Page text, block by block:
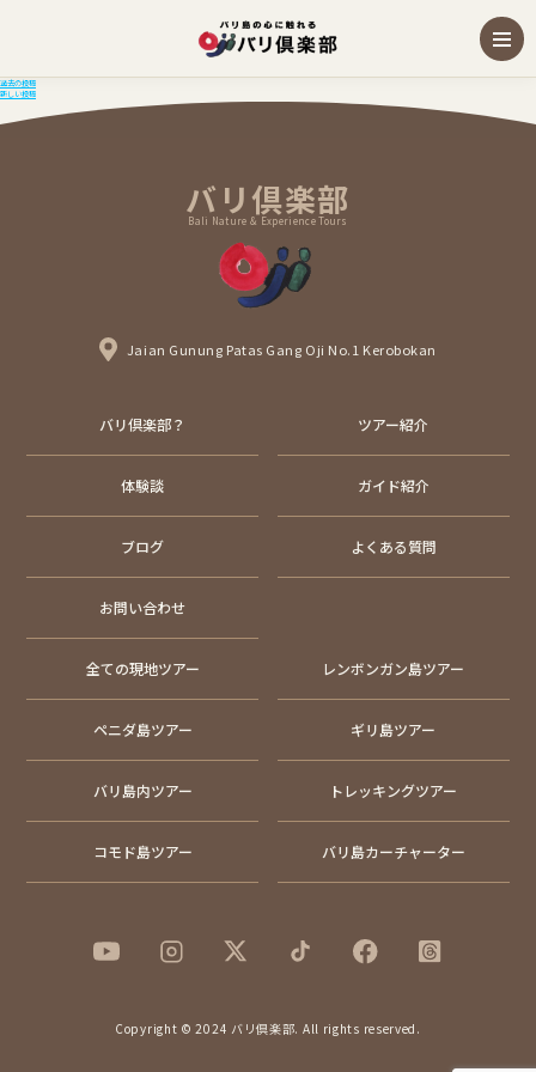
投
稿
ナ
過去の投稿
新しい投稿
バリ倶楽部
Bali Nature & Experience Tours
Jaian Gunung Patas Gang Oji No.1 Kerobokan
バリ倶楽部？ ツアー紹介
体験談 ガイド紹介
ブログ よくある質問
お問い合わせ
全ての現地ツアー レンボンガン島ツアー
ペニダ島ツアー ギリ島ツアー
バリ島内ツアー トレッキングツアー
コモド島ツアー バリ島カーチャーター
Copyright © 2024 バリ倶楽部. All rights reserved.